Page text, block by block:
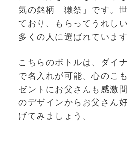
気の銘柄「獺祭」です。
ており、もらってうれし
多くの人に選ばれています
こちらのボトルは、ダイ
で名入れが可能。心のこ
ゼントにお父さんも感激
のデザインからお父さん
げてみましょう。